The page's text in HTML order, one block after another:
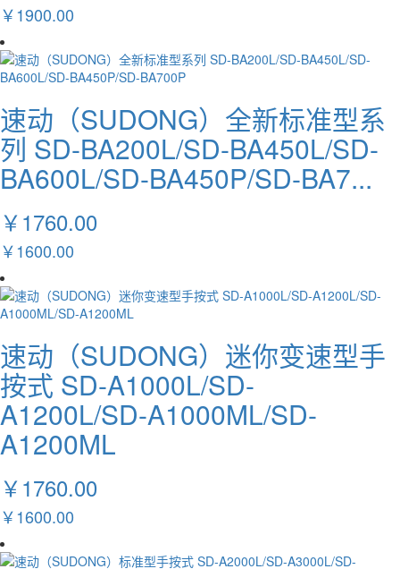
￥1900.00
速动（SUDONG）全新标准型系
列 SD-BA200L/SD-BA450L/SD-
BA600L/SD-BA450P/SD-BA7...
￥1760.00
￥1600.00
速动（SUDONG）迷你变速型手
按式 SD-A1000L/SD-
A1200L/SD-A1000ML/SD-
A1200ML
￥1760.00
￥1600.00